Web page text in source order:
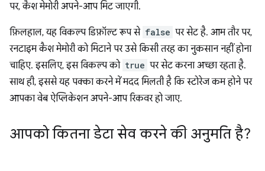
पर, कैश मेमोरी अपने-आप मिट जाएगी.
फ़िलहाल, यह विकल्प डिफ़ॉल्ट रूप से false पर सेट है. आम तौर पर,
रनटाइम कैश मेमोरी को मिटाने पर उसे किसी तरह का नुकसान नहीं होना
चाहिए. इसलिए, इस विकल्प को true पर सेट करना अच्छा रहता है.
साथ ही, इससे यह पक्का करने में मदद मिलती है कि स्टोरेज कम होने पर
आपका वेब ऐप्लिकेशन अपने-आप रिकवर हो जाए.
आपको कितना डेटा सेव करने की अनुमति है?